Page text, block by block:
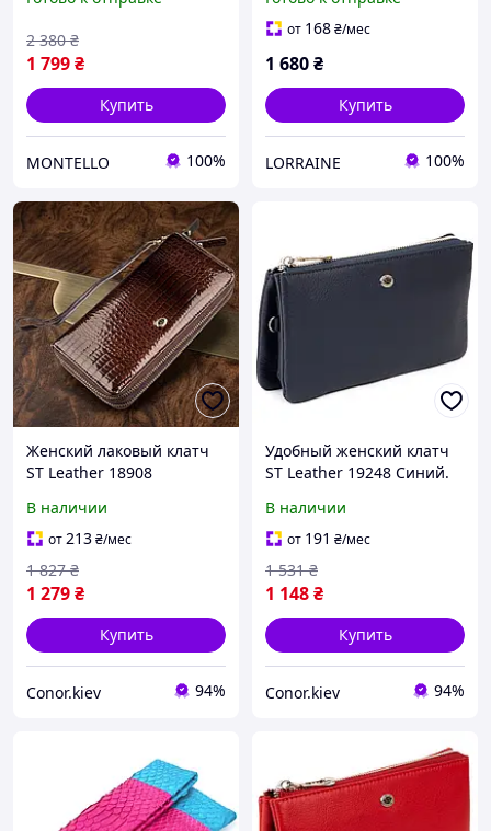
ремень кожаный
1 799₴
2 380 ₴
Купить
MONTELLO 100%
от 168₴/мес
1 680₴
Купить
LORRAINE 100%
Женский лаковый клатч
ST Leather 18908
Натуральная кожа
В наличии
от213₴/мес
1 279₴
1 827 ₴
Купить
Conor.kiev 94%
Удобный женский клатч
ST Leather 19248 Синий.
В наличии
от 191 ₴/мес
1 148₴
1 531 ₴
Купить
Conor.kiev 94%